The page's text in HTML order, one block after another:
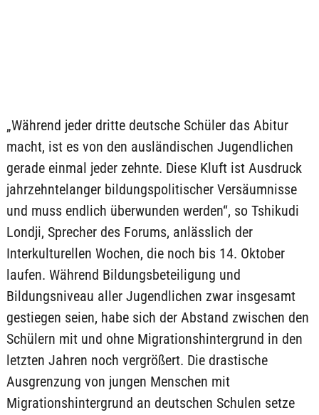
„Während jeder dritte deutsche Schüler das Abitur
macht, ist es von den ausländischen Jugendlichen
gerade einmal jeder zehnte. Diese Kluft ist Ausdruck
jahrzehntelanger bildungspolitischer Versäumnisse
und muss endlich überwunden werden“, so Tshikudi
Londji, Sprecher des Forums, anlässlich der
Interkulturellen Wochen, die noch bis 14. Oktober
laufen. Während Bildungsbeteiligung und
Bildungsniveau aller Jugendlichen zwar insgesamt
gestiegen seien, habe sich der Abstand zwischen den
Schülern mit und ohne Migrationshintergrund in den
letzten Jahren noch vergrößert. Die drastische
Ausgrenzung von jungen Menschen mit
Migrationshintergrund an deutschen Schulen setze